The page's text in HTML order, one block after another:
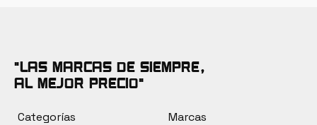
opciones
se
"Las marcas de siempre,
al mejor precio"
Categorías Marcas